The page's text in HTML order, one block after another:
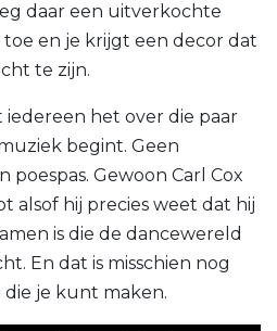
daar een uitverkochte
toe en je krijgt een decor dat
te zijn.
het over die paar
begint. Geen
poespas. Gewoon Carl Cox
alsof hij precies weet dat hij
is die de dancewereld
En dat is misschien nog
je kunt maken.